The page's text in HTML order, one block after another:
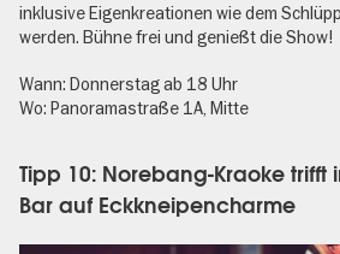
inklusive Eigenkreationen wie dem
werden. Bühne frei und genießt die Show!
Wann: Donnerstag ab 18 Uhr
Wo: Panoramastraße 1A, Mitte
Tipp 10: Norebang-Kraoke trifft
Bar auf Eckkneipencharme